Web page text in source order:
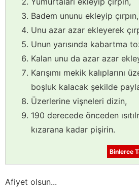
Badem ununu ekleyip çırpın,
Unu azar azar ekleyerek
Unun yarısında kabartma
Kalan unu da azar azar
Karışımı mekik kalıplarını
boşluk kalacak şekilde
Üzerlerine vişneleri dizin,
190 derecede önceden
kızarana kadar pişirin.
Binlerce
Afiyet olsun...